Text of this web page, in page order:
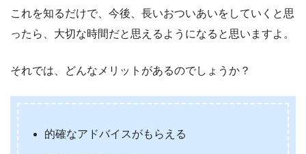
これを知るだけで、今後、長いおついあいをしていくと思
ったら、大切な時間だと思えるようになると思いますよ。
それでは、どんなメリットがあるのでしょうか？
的確なアドバイスがもらえる